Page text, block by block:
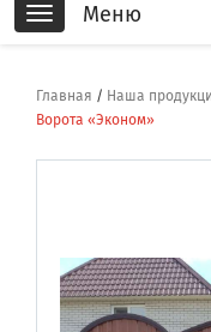
Toggle
navigation
Меню
Главная / Наша
Ворота «Эконом»